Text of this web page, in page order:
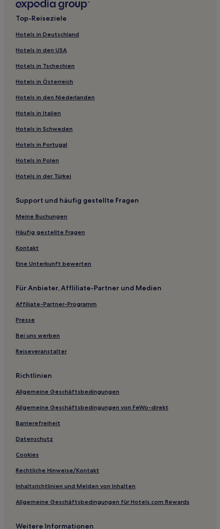
Landkreis Karlsruhe: Hotels
Hotels nahe Golfclub Hohenhardter Hof
Hotels nahe Sinsheim
Neuthard Hotels
Rohrbach: Hotels
Landkreis Heilbronn: Hotels
Sankt Leon-Rot Hotels
Hotels nahe Bahnhof Oftersheim
Rhein-Neckar-Kreis: Hotels
Walldorf Hotels
Hotels nahe Providenzkirche
Hotels nahe S-Bahn-Station Bruchsal Am Mantel
Hotels nahe S-Bahn-Station Stettfeld-Weiher
Heidelberg Hotels
Rot Hotels
Hotels nahe S-Bahn-Station Rot-Malsch
Eppingen Hotels
Kraichtal Hotels
Hotels nahe Bahnhof Steinsfurt
Hotels nahe Universitätsbibliothek Heidelberg
Hostels in Mannheim
Ferienwohnungen in Sinsheim
Hotels mit Pool in Bad Herrenalb
Haustierfreundliche in Bad Herrenalb
Hotels mit Parkplatz in Bad Herrenalb
Haustierfreundliche in Pforzheim
Familien in Pforzheim
Hotels mit Parkplatz in Hirschberg
Haustierfreundliche in Südweststadt
Familien in Südweststadt
Haustierfreundliche in Bad Wimpfen
Top-Reiseziele
Hotels in Deutschland
Hotels in den USA
Hotels in Tschechien
Hotels in Österreich
Hotels in den Niederlanden
Hotels in Italien
Hotels in Schweden
Hotels in Portugal
Hotels in Polen
Hotels in der Türkei
Support und häufig gestellte Fragen
Meine Buchungen
Häufig gestellte Fragen
Kontakt
Eine Unterkunft bewerten
Für Anbieter, Affliliate-Partner und Medien
Affiliate-Partner-Programm
Presse
Bei uns werben
Reiseveranstalter
Richtlinien
Allgemeine Geschäftsbedingungen
Allgemeine Geschäftsbedingungen von FeWo-direkt
Barrierefreiheit
Datenschutz
Cookies
Rechtliche Hinweise/Kontakt
Inhaltsrichtlinien und Melden von Inhalten
Allgemeine Geschäftsbedingungen für Hotels.com Rewards
Weitere Informationen